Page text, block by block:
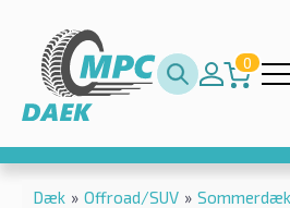
0
Dæk » Offroad/SUV » Sommerdæk